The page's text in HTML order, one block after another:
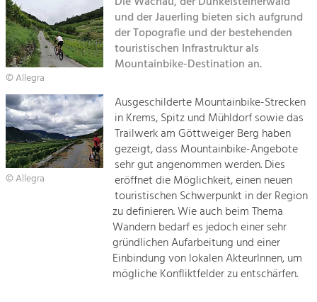
Sitemap
Kontakt
Tourismus
Angebotsentwicklung und
Positionierung.
Kunst & Kultur
Handwerk, Wissenschaft und Forschung.
Soziales, Bildung &
Identität
Gleichberechtigung, Jugend und
Mobilität & Energie
Klimawandel, öffentlicher Verkehr und
erneuerbare Energie
© Allegra
© Allegra
und der Jauerling bieten sich aufgrund
der Topografie und der bestehenden
touristischen Infrastruktur als
Mountainbike-Destination an.
Ausgeschilderte Mountainbike-Strecken
in Krems, Spitz und Mühldorf sowie das
Trailwerk am Göttweiger Berg haben
gezeigt, dass Mountainbike-Angebote
sehr gut angenommen werden. Dies
eröffnet die Möglichkeit, einen neuen
touristischen Schwerpunkt in der Region
zu definieren. Wie auch beim Thema
Wandern bedarf es jedoch einer sehr
gründlichen Aufarbeitung und einer
Einbindung von lokalen AkteurInnen, um
mögliche Konfliktfelder zu entschärfen.